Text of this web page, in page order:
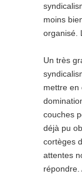
moins
organisé.
Un très
mettre en
couches
déjà pu
cortèges
attentes
répondre.